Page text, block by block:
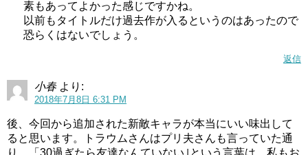
そして今回、ついにダイガンさんが出撃！５分でプリキュ
オシマイダーの発注もぎこちないし、発注したオシマイダ
ーも弱そう(^^;
こんなんで大丈夫なんでしょうか。
素もあってよかった感じですかね。
以前もタイトルだけ過去作が入るというのはあったので
恐らくはないでしょう。
返信
小春 より:
2018年7月8日 6:31 PM
後、今回から追加された新敵キャラが本当にいい味出して
ると思います。トラウムさんはプリ夫さんも言っていた通
り、「30過ぎたら友達なんていない｣という言葉は、私もお